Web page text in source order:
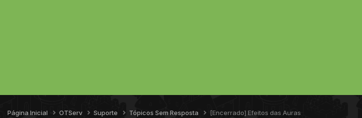
Página Inicial OTServ Suporte Tópicos Sem Resposta [Encerrado] Efeitos das Auras